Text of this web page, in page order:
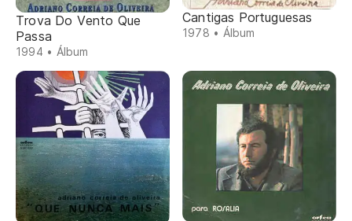
Trova Do Vento Que
Passa
1994 • Álbum
Cantigas Portuguesas
1978 • Álbum